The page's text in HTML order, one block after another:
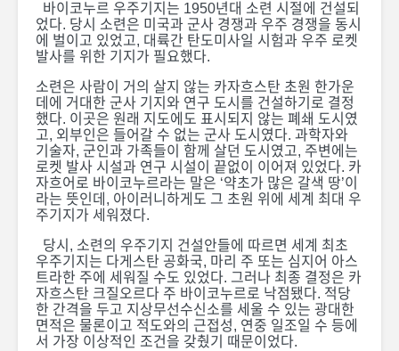
바이코누르 우주기지는 1950년대 소련 시절에 건설되
었다. 당시 소련은 미국과 군사 경쟁과 우주 경쟁을 동시
에 벌이고 있었고, 대륙간 탄도미사일 시험과 우주 로켓
발사를 위한 기지가 필요했다.
소련은 사람이 거의 살지 않는 카자흐스탄 초원 한가운
데에 거대한 군사 기지와 연구 도시를 건설하기로 결정
했다. 이곳은 원래 지도에도 표시되지 않는 폐쇄 도시였
고, 외부인은 들어갈 수 없는 군사 도시였다. 과학자와
기술자, 군인과 가족들이 함께 살던 도시였고, 주변에는
로켓 발사 시설과 연구 시설이 끝없이 이어져 있었다. 카
자흐어로 바이코누르라는 말은 ‘약초가 많은 갈색 땅’이
라는 뜻인데, 아이러니하게도 그 초원 위에 세계 최대 우
주기지가 세워졌다.
당시, 소련의 우주기지 건설안들에 따르면 세계 최초
우주기지는 다게스탄 공화국, 마리 주 또는 심지어 아스
트라한 주에 세워질 수도 있었다. 그러나 최종 결정은 카
자흐스탄 크질오르다 주 바이코누르로 낙점됐다. 적당
한 간격을 두고 지상무선수신소를 세울 수 있는 광대한
면적은 물론이고 적도와의 근접성, 연중 일조일 수 등에
서 가장 이상적인 조건을 갖췄기 때문이었다.